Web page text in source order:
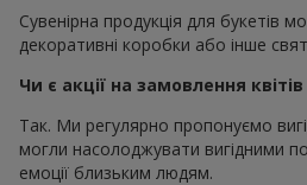
Сувенірна продукція для букетів
декоративні коробки або інше
Чи є акції на замовлення
Так. Ми регулярно пропонуємо
могли насолоджувати вигідними
емоції близьким людям.